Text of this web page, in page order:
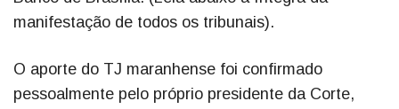
manifestação de todos os tribunais).
O aporte do TJ maranhense foi confirmado
pessoalmente pelo próprio presidente da Corte,